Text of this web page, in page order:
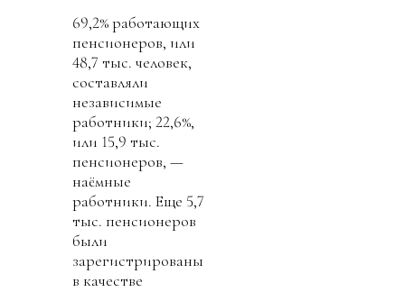
69,2% работающих
пенсионеров, или
48,7 тыс. человек,
составляли
независимые
работники; 22,6%,
или 15,9 тыс.
пенсионеров, —
наёмные
работники. Еще 5,7
тыс. пенсионеров
были
зарегистрированы
в качестве